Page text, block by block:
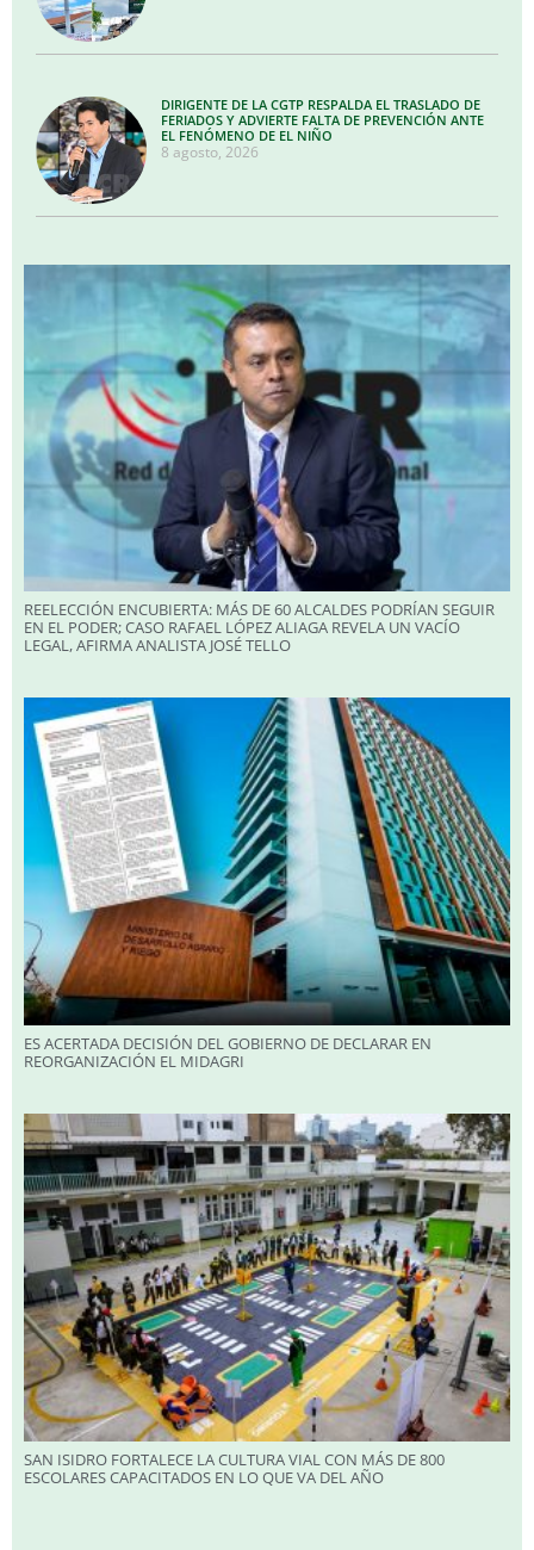
DIRIGENTE DE LA CGTP RESPALDA EL TRASLADO DE
FERIADOS Y ADVIERTE FALTA DE PREVENCIÓN ANTE
EL FENÓMENO DE EL NIÑO
8 agosto, 2026
REELECCIÓN ENCUBIERTA: MÁS DE 60 ALCALDES PODRÍAN SEGUIR
EN EL PODER; CASO RAFAEL LÓPEZ ALIAGA REVELA UN VACÍO
LEGAL, AFIRMA ANALISTA JOSÉ TELLO
ES ACERTADA DECISIÓN DEL GOBIERNO DE DECLARAR EN
REORGANIZACIÓN EL MIDAGRI
SAN ISIDRO FORTALECE LA CULTURA VIAL CON MÁS DE 800
ESCOLARES CAPACITADOS EN LO QUE VA DEL AÑO